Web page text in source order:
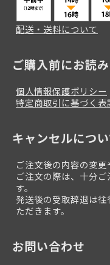
配送・送料について
ご購入前にお読み
個人情報保護ポリシー
特定商取引に基づく表
キャンセルにつ
ご注文後の内容の変更
ご注文の際は、十分
す。
発送後の受取辞退は
ただきます。
お問い合わせ